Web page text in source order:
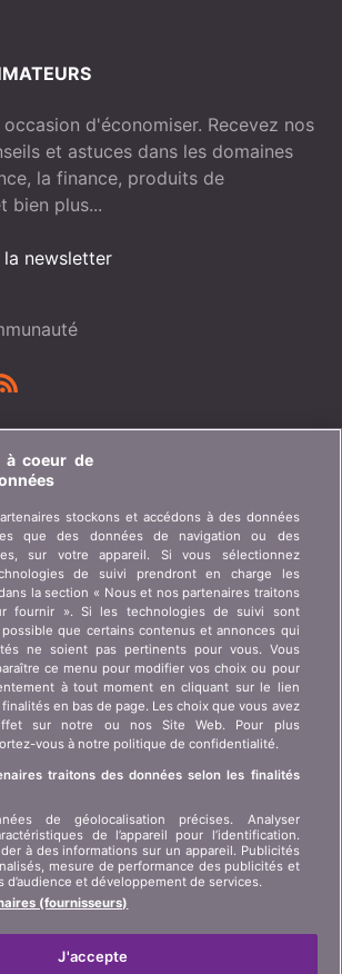
d'économiser. Recevez nos
et astuces dans les domaines
la finance, produits de
bien plus...
newsletter
de presse, partenariat,
?
Information client art. 45
LSA
Protection des données
Informations juridiques
Plan du site
à coeur de
stockons et accédons à des données
que des données de navigation ou des
sur votre appareil. Si vous sélectionnez
de suivi prendront en charge les
la section « Nous et nos partenaires traitons
fournir ». Si les technologies de suivi sont
que certains contenus et annonces qui
ne soient pas pertinents pour vous. Vous
ce menu pour modifier vos choix ou pour
à tout moment en cliquant sur le lien
en bas de page. Les choix que vous avez
sur notre ou nos Site Web. Pour plus
vous à notre politique de confidentialité.
traitons des données selon les finalités
de géolocalisation précises. Analyser
de l’appareil pour l’identification.
à des informations sur un appareil. Publicités
mesure de performance des publicités et
d’audience et développement de services.
(fournisseurs)
J'accepte